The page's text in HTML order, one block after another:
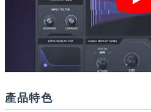
產品特色